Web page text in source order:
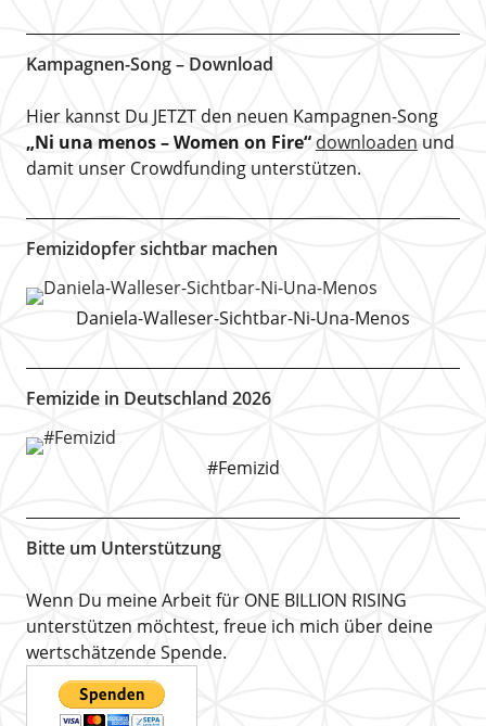
Kampagnen-Song – Download
Hier kannst Du JETZT den neuen Kampagnen-Song
„Ni una menos – Women on Fire“downloaden und
damit unser Crowdfunding unterstützen.
Femizidopfer sichtbar machen
Daniela-Walleser-Sichtbar-Ni-Una-Menos
Femizide in Deutschland 2026
#Femizid
Bitte um Unterstützung
Wenn Du meine Arbeit für ONE BILLION RISING
unterstützen möchtest, freue ich mich über deine
wertschätzende Spende.